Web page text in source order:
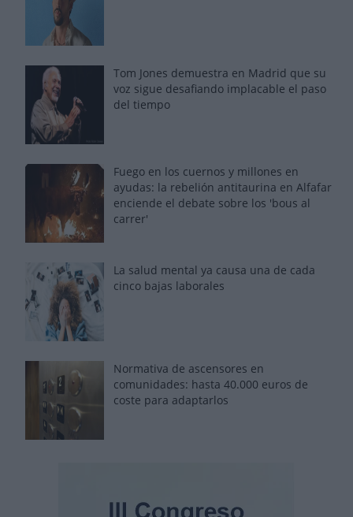
Tom Jones demuestra en Madrid que su
voz sigue desafiando implacable el paso
del tiempo
Fuego en los cuernos y millones en
ayudas: la rebelión antitaurina en Alfafar
enciende el debate sobre los 'bous al
carrer'
La salud mental ya causa una de cada
cinco bajas laborales
Normativa de ascensores en
comunidades: hasta 40.000 euros de
coste para adaptarlos